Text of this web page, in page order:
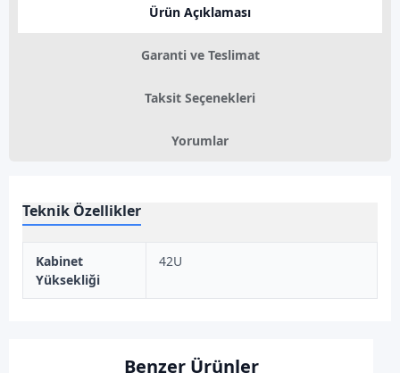
Ürün Açıklaması
Garanti ve Teslimat
Taksit Seçenekleri
Yorumlar
Teknik Özellikler
Kabinet
Yüksekliği
42U
Benzer Ürünler